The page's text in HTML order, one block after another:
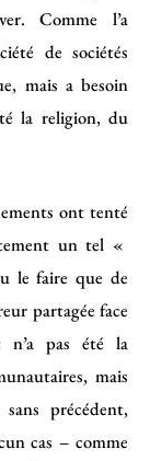
Comme l’a
de sociétés
mais a besoin
la religion, du
ont tenté
un tel «
le faire que de
partagée face
pas été la
mais
précédent,
cas – comme